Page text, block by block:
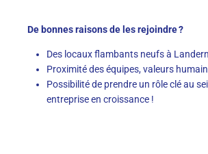
De bonnes raisons de les rejoindre ?
Des locaux flambants neufs à
Proximité des équipes, valeurs
Possibilité de prendre un rôle clé au
entreprise en croissance !